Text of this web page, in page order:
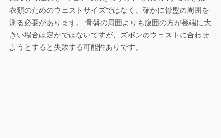
衣類のためのウェストサイズではなく、確かに骨盤の周囲を
測る必要があります。 骨盤の周囲よりも腹囲の方が極端に大
きい場合は定かではないですが、ズボンのウェストに合わせ
ようとすると失敗する可能性ありです。